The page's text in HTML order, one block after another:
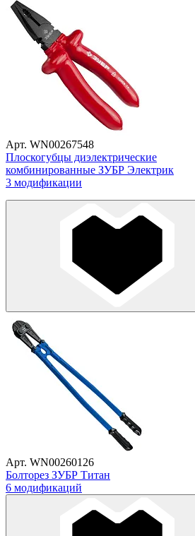
Арт. WN00267548
Плоскогубцы диэлектрические
комбинированные ЗУБР Электрик
3 модификации
Арт. WN00260126
Болторез ЗУБР Титан
6 модификаций